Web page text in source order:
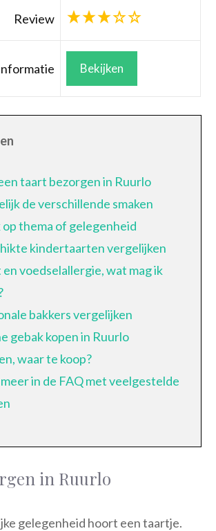
Review
Bekijken
taart bezorgen in Ruurlo
de verschillende smaken
op thema of gelegenheid
kindertaarten vergelijken
en voedselallergie, wat mag ik
bakkers vergelijken
gebak kopen in Ruurlo
waar te koop?
in de FAQ met veelgestelde
in Ruurlo
gelegenheid hoort een taartje.